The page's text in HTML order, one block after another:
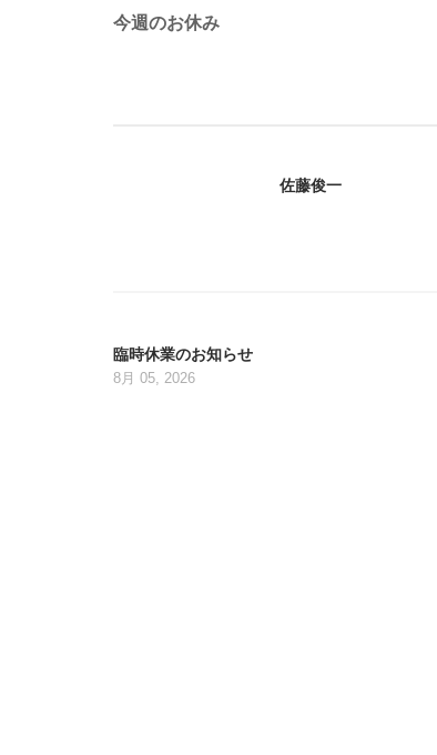
navigation
今週のお休み
佐藤俊一
臨時休業のお知らせ
8月 05, 2026